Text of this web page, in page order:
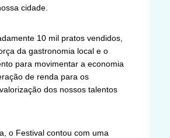
cidade.
10 mil pratos vendidos,
da gastronomia local e o
para movimentar a economia
de renda para os
dos nossos talentos
o Festival contou com uma